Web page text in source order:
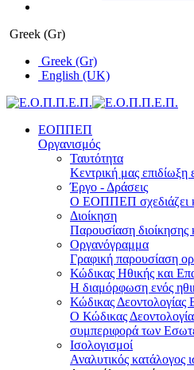
Greek (Gr)
Greek (Gr)
English (UK)
ΕΟΠΠΕΠ
Οργανισμός
Ταυτότητα
Κεντρική μας επιδίωξη
Έργο - Δράσεις
Ο ΕΟΠΠΕΠ σχεδιάζει
Διοίκηση
Παρουσίαση διοίκησης
Οργανόγραμμα
Γραφική παρουσίαση
Κώδικας Ηθικής και
Η διαμόρφωση ενός
Κώδικας
Ο Κώδικας
συμπεριφορά των
Ισολογισμοί
Αναλυτικός κατάλογος